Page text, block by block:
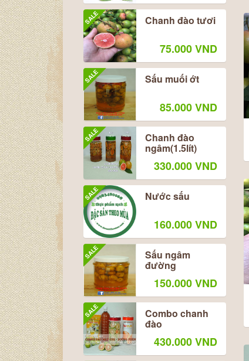
SALE Chanh đào tươi
75.000 VND
SALE Sấu muối ớt
85.000 VND
SALE Chanh đào
ngâm(1.5lít)
330.000 VND
SALE Nước sấu
160.000 VND
SALE Sấu ngâm
đường
150.000 VND
SALE Combo chanh
đào
430.000 VND